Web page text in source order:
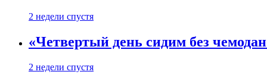
2 недели спустя
«Четвертый день сидим без
2 недели спустя